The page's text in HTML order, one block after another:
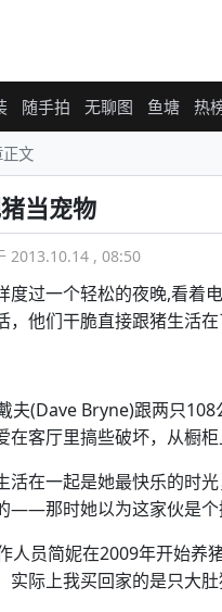
随手拍 无聊图 鱼塘 热
文
当宠物
2013.10.14 , 08:50
度过一个轻松的夜晚,看
，他们干脆直接跟猪生活在
夫(Dave Bryne)跟两只
在客厅里搞些破坏，从橱柜
活在一起是她最快乐的时
——那时她以为这家伙是个
人员简妮在2009年开始养
实际上我买回家的是只大肚